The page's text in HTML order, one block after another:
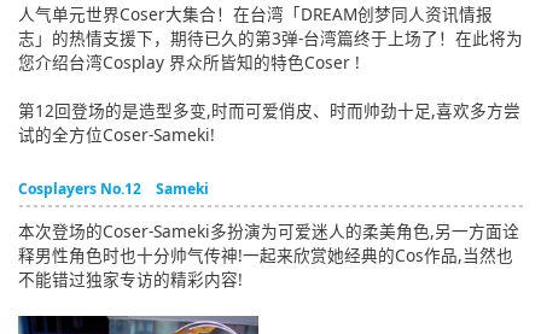
人气单元世界Coser大集合！在台湾「DREAM创梦同人资讯情报
志」的热情支援下，期待已久的第3弹-台湾篇终于上场了！在此将为
您介绍台湾Cosplay 界众所皆知的特色Coser !
第12回登场的是造型多变,时而可爱俏皮、时而帅劲十足,喜欢多方尝
试的全方位Coser-Sameki!
Cosplayers No.12 Sameki
本次登场的Coser-Sameki多扮演为可爱迷人的柔美角色,另一方面诠
释男性角色时也十分帅气传神!一起来欣赏她经典的Cos作品,当然也
不能错过独家专访的精彩内容!